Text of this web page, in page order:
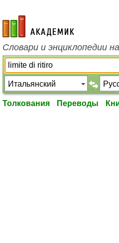
academic.ru
Словари и энциклопедии
Толкования Переводы